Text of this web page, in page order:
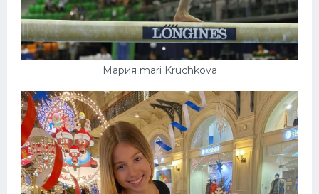
Мария mari Kruchkova